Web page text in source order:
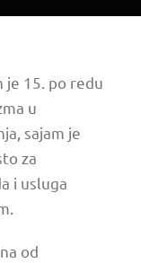
je 15. po redu
u
sajam je
za
i usluga
od